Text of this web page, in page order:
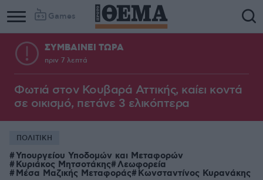
Games
ΣΥΜΒΑΙΝΕΙ ΤΩΡΑ
πριν 7 λεπτά
Φωτιά στον Κουβαρά Αττικής, καίει κοντά
σε οικισμό, πετάνε 3 ελικόπτερα
ΠΟΛΙΤΙΚΗ
Υπουργείου Υποδομών και Μεταφορών
Κυριάκος Μητσοτάκης Λεωφορεία
Μέσα Μαζικής Μεταφοράς Κωνσταντίνος Κυρανάκης